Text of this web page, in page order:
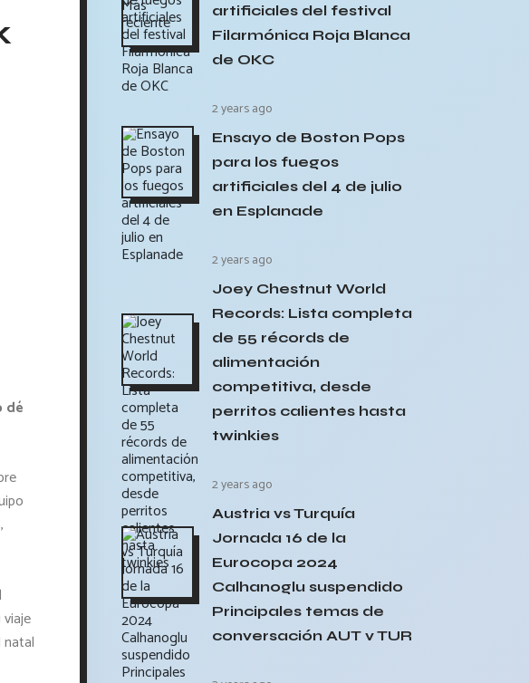
dé
artificiales del festival
Filarmónica Roja Blanca
de OKC
2 years ago
Ensayo de Boston Pops
para los fuegos
artificiales del 4 de julio
en Esplanade
2 years ago
Joey Chestnut World
Records: Lista completa
de 55 récords de
alimentación
competitiva, desde
perritos calientes hasta
twinkies
2 years ago
Austria vs Turquía
Jornada 16 de la
Eurocopa 2024
Calhanoglu suspendido
Principales temas de
conversación AUT v TUR